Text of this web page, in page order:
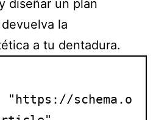
diseñar un plan
la
a tu dentadura.
"https://